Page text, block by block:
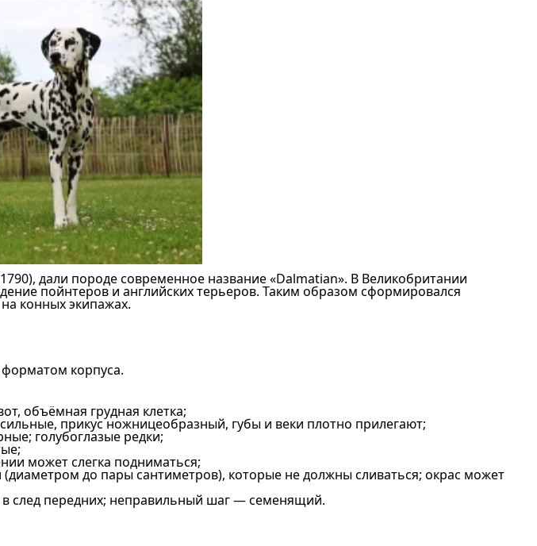
дали породе современное название «Dalmatian». В Великобритании
пойнтеров и английских терьеров. Таким образом сформировался
конных экипажах.
корпуса.
объёмная грудная клетка;
прикус ножницеобразный, губы и веки плотно прилегают;
голубоглазые редки;
может слегка подниматься;
до пары сантиметров), которые не должны сливаться; окрас может
в след передних; неправильный шаг — семенящий.